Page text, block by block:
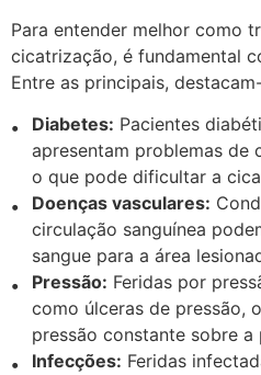
Para entender melhor como
cicatrização, é fundamental
Entre as principais,
Diabetes: Pacientes
apresentam problemas de
o que pode dificultar a
Doenças vasculares:
circulação sanguínea
sangue para a área
Pressão: Feridas por
como úlceras de pressão,
pressão constante sobre a
Infecções: Feridas